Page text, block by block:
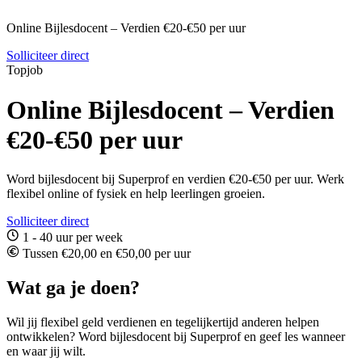
Online Bijlesdocent – Verdien €20-€50 per uur
Solliciteer direct
Topjob
Online Bijlesdocent – Verdien
€20-€50 per uur
Word bijlesdocent bij Superprof en verdien €20-€50 per uur. Werk
flexibel online of fysiek en help leerlingen groeien.
Solliciteer direct
1 - 40 uur per week
Tussen €20,00 en €50,00 per uur
Wat ga je doen?
Wil jij flexibel geld verdienen en tegelijkertijd anderen helpen
ontwikkelen? Word bijlesdocent bij Superprof en geef les wanneer
en waar jij wilt.